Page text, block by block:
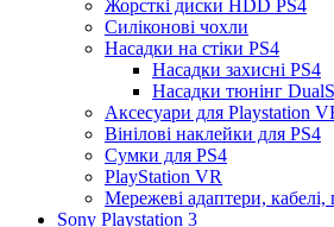
Жорсткі диски HDD PS4
Силіконові чохли
Насадки на стіки PS4
Насадки захисні PS4
Насадки тюнінг
Аксесуари для Playstation
Вінілові наклейки для PS4
Сумки для PS4
PlayStation VR
Мережеві адаптери, кабелі,
Sony Playstation 3